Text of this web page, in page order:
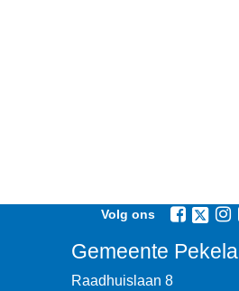
Volg ons
Gemeente Pekela
Raadhuislaan 8